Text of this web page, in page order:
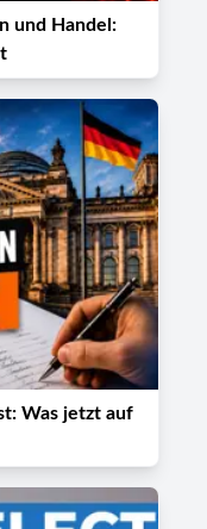
und Handel:
Was jetzt auf